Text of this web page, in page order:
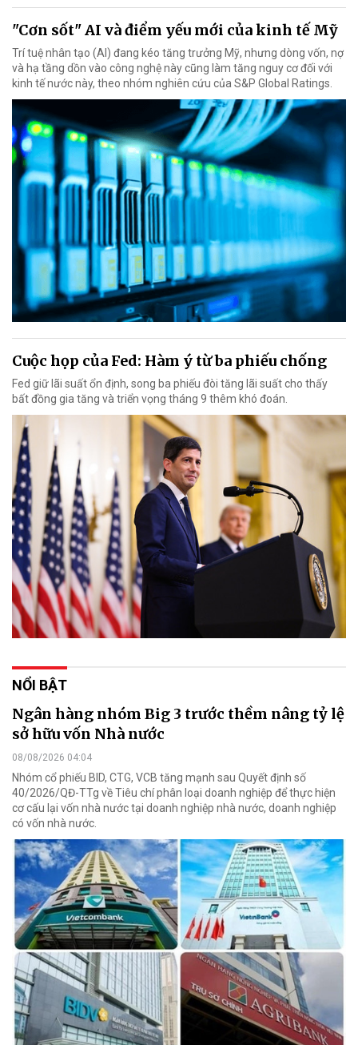
"Cơn sốt" AI và điểm yếu mới của kinh tế Mỹ
Trí tuệ nhân tạo (AI) đang kéo tăng trưởng Mỹ, nhưng dòng vốn, nợ
và hạ tầng dồn vào công nghệ này cũng làm tăng nguy cơ đối với
kinh tế nước này, theo nhóm nghiên cứu của S&P Global Ratings.
Cuộc họp của Fed: Hàm ý từ ba phiếu chống
Fed giữ lãi suất ổn định, song ba phiếu đòi tăng lãi suất cho thấy
bất đồng gia tăng và triển vọng tháng 9 thêm khó đoán.
NỔI BẬT
Ngân hàng nhóm Big 3 trước thềm nâng tỷ lệ
sở hữu vốn Nhà nước
08/08/2026 04:04
Nhóm cổ phiếu BID, CTG, VCB tăng mạnh sau Quyết định số
40/2026/QĐ-TTg về Tiêu chí phân loại doanh nghiệp để thực hiện
cơ cấu lại vốn nhà nước tại doanh nghiệp nhà nước, doanh nghiệp
có vốn nhà nước.